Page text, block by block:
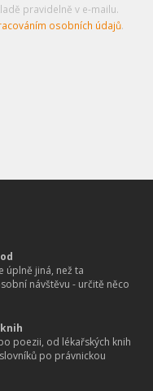
pravidelně v e-mailu.
osobních údajů.
úplně jiná, než ta
návštěvu - určitě něco
poezii, od lékařských knih
po právnickou